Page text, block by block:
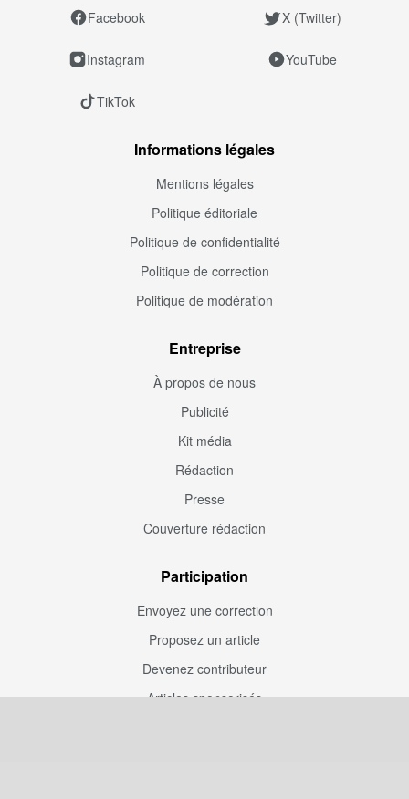
Facebook X (Twitter)
Instagram YouTube
TikTok
Informations légales
Mentions légales
Politique éditoriale
Politique de confidentialité
Politique de correction
Politique de modération
Entreprise
À propos de nous
Publicité
Kit média
Rédaction
Presse
Couverture rédaction
Participation
Envoyez une correction
Proposez un article
Devenez contributeur
Articles sponsorisés